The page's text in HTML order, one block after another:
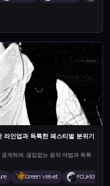
업과 독특한 페스티벌 분위기
하며, 끊임없는 음악 마법과 독특
Green Velvet FCUKERS